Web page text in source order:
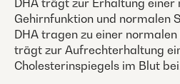
Gehirnfunktion und normalen
DHA tragen zu einer
trägt zur Aufrechterhaltung
Cholesterinspiegels im Blut